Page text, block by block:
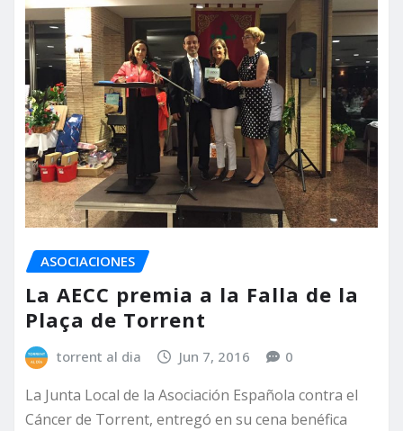
ASOCIACIONES
La AECC premia a la Falla de la
Plaça de Torrent
torrent al dia Jun 7, 2016 0
La Junta Local de la Asociación Española contra el
Cáncer de Torrent, entregó en su cena benéfica